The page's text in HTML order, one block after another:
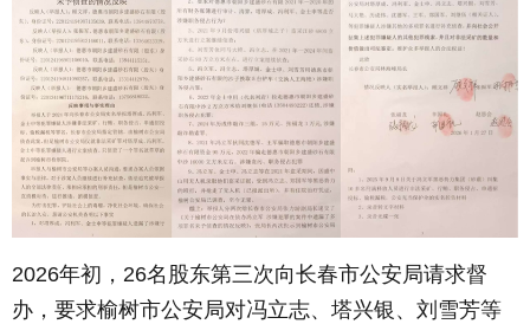
2026年初，26名股东第三次向长春市公安局请求督
办，要求榆树市公安局对冯立志、塔兴银、刘雪芳等